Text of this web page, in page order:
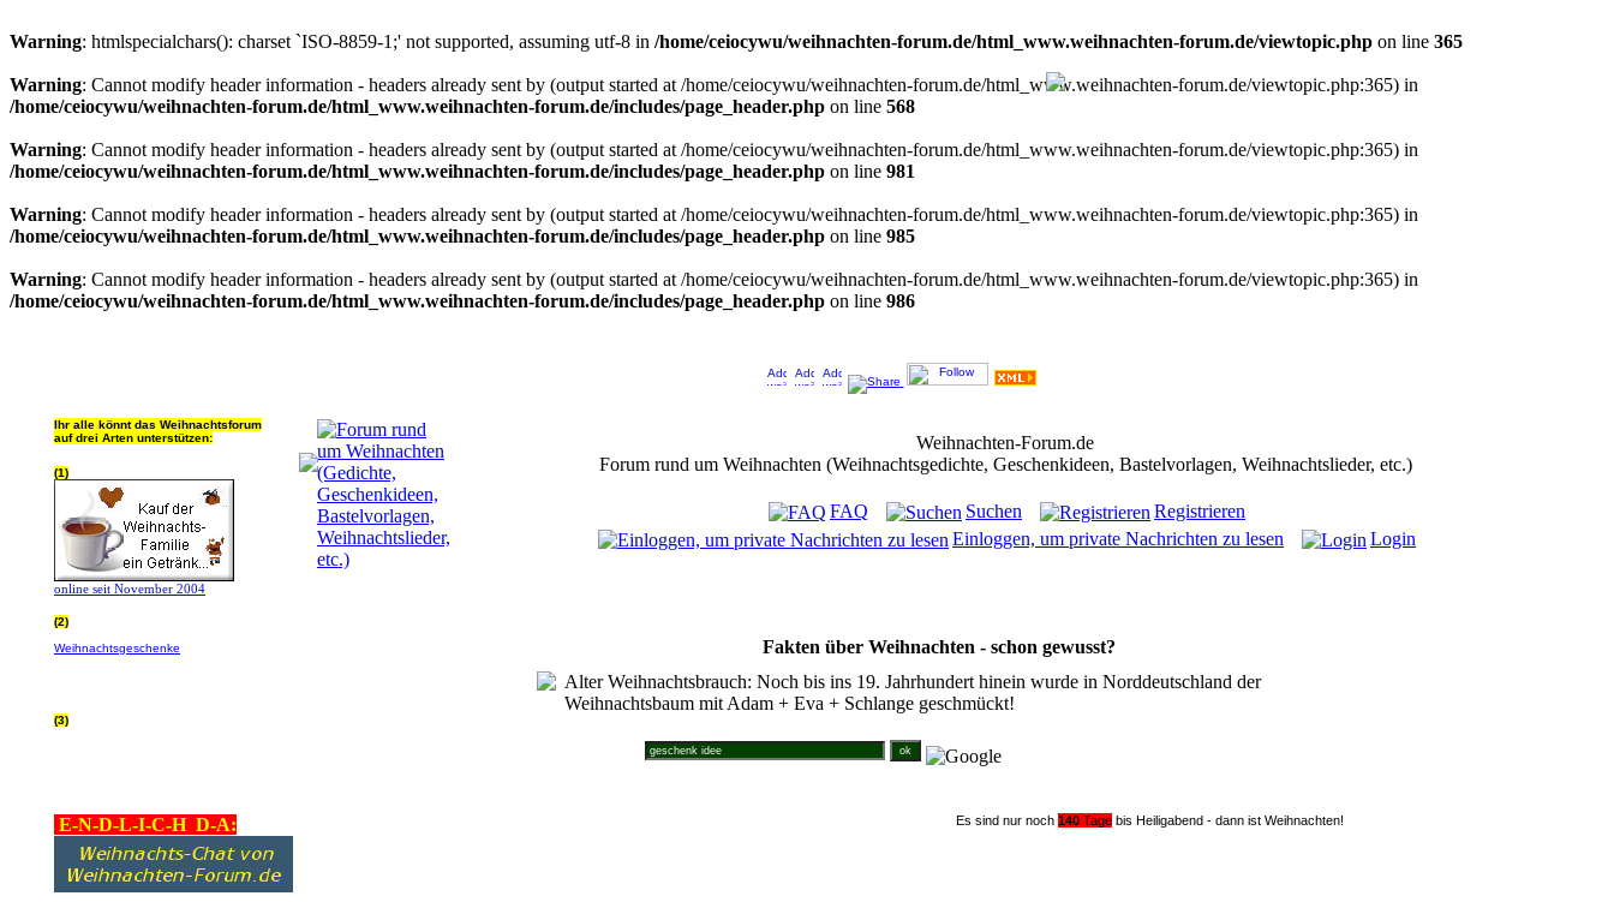
Warning: htmlspecialchars(): charset `ISO-8859-1;' not supported, assuming utf-8 in /home/ceiocywu/weihnachten-forum.de/html_www.weihnachten-forum.de/viewtopic.php on line 365
Warning: Cannot modify header information - headers already sent by (output started at /home/ceiocywu/weihnachten-forum.de/html_www.weihnachten-forum.de/viewtopic.php:365) in
/home/ceiocywu/weihnachten-forum.de/html_www.weihnachten-forum.de/includes/page_header.php on line 568
Warning: Cannot modify header information - headers already sent by (output started at /home/ceiocywu/weihnachten-forum.de/html_www.weihnachten-forum.de/viewtopic.php:365) in
/home/ceiocywu/weihnachten-forum.de/html_www.weihnachten-forum.de/includes/page_header.php on line 981
Warning: Cannot modify header information - headers already sent by (output started at /home/ceiocywu/weihnachten-forum.de/html_www.weihnachten-forum.de/viewtopic.php:365) in
/home/ceiocywu/weihnachten-forum.de/html_www.weihnachten-forum.de/includes/page_header.php on line 985
Warning: Cannot modify header information - headers already sent by (output started at /home/ceiocywu/weihnachten-forum.de/html_www.weihnachten-forum.de/viewtopic.php:365) in
/home/ceiocywu/weihnachten-forum.de/html_www.weihnachten-forum.de/includes/page_header.php on line 986
Ihr alle könnt das Weihnachtsforum
auf drei Arten unterstützen:
(1)
online seit November 2004
(2)
Weihnachtsgeschenke
(3)
E-N-D-L-I-C-H D-A:
Weihnachten-Forum.de
Forum rund um Weihnachten (Weihnachtsgedichte, Geschenkideen, Bastelvorlagen, Weihnachtslieder, etc.)
FAQ Suchen
Registrieren
Einloggen, um private Nachrichten zu lesen
Login
Fakten über Weihnachten - schon gewusst?
Alter Weihnachtsbrauch: Noch bis ins 19. Jahrhundert hinein wurde in Norddeutschland der
Weihnachtsbaum mit Adam + Eva + Schlange geschmückt!
Es sind nur noch 140 Tage bis Heiligabend - dann ist Weihnachten!